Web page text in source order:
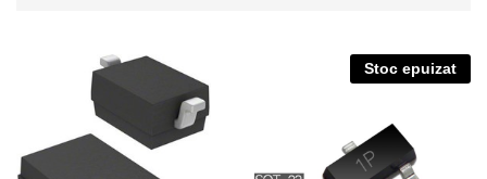
Stoc epuizat